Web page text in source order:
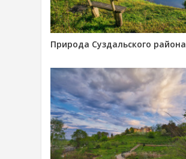
Природа Суздальского района